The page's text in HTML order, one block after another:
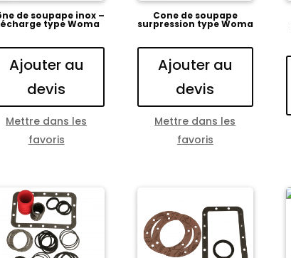
de soupape inox –
type Woma
Ajouter au
devis
Mettre dans les
favoris
Cone de soupape
surpression type Woma
Ajouter au
devis
Mettre dans les
favoris